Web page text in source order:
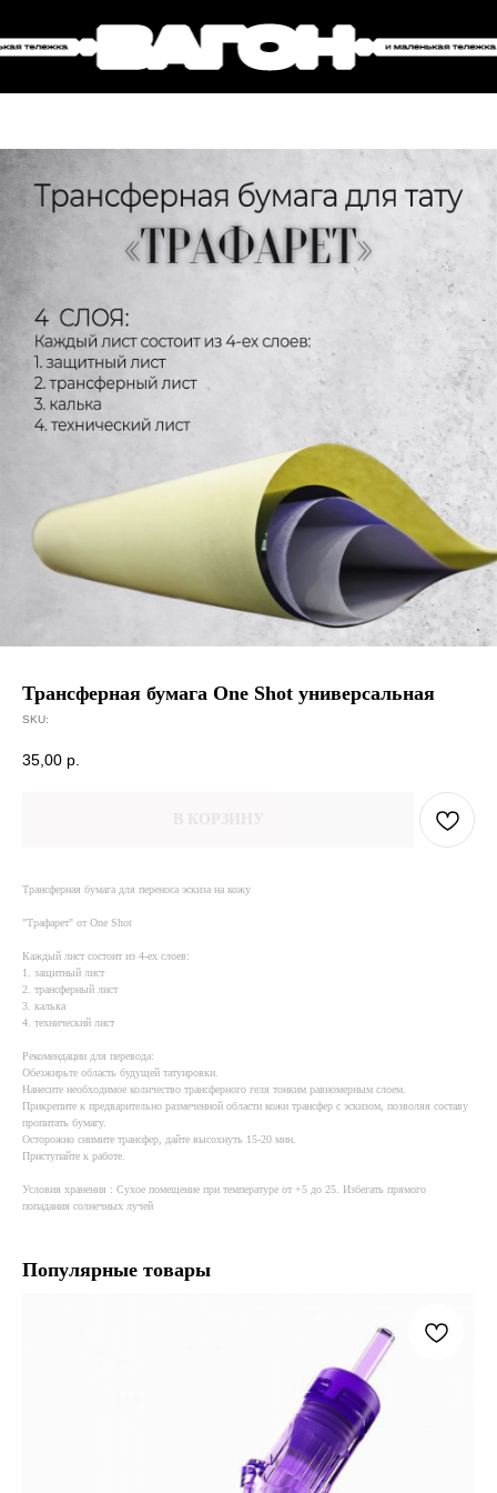
Трансферная бумага One Shot универсальная
SKU:
35,00 р.
Трансферная бумага для переноса эскиза на кожу
"Трафарет" от One Shot
Каждый лист состоит из 4-ех слоев:
1. защитный лист
2. трансферный лист
3. калька
4. технический лист
Рекомендации для перевода:
Обезжирьте область будущей татуировки.
Нанесите необходимое количество трансферного геля тонким равномерным слоем.
Прикрепите к предварительно размеченной области кожи трансфер с эскизом, позволяя составу
пропитать бумагу.
Осторожно снимите трансфер, дайте высохнуть 15-20 мин.
Приступайте к работе.
Условия хранения : Сухое помещение при температуре от +5 до 25. Избегать прямого
попадания солнечных лучей
Популярные товары